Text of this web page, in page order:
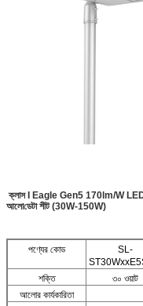
ক্লাস I Eagle Gen5 170lm/W LED
আলোডেটা শীট (30W-150W)
পণ্যের কোড
SL-
শক্তি
৩০ ওয়াট
আলোর কার্যকারিতা